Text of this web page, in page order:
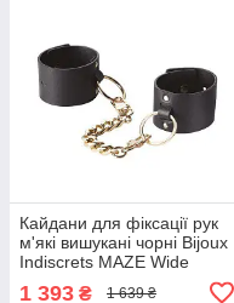
Кайдани для фіксації рук
м'які вишукані чорні Bijoux
Indiscrets MAZE Wide
1 393 ₴ 1 639 ₴